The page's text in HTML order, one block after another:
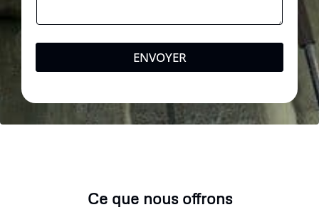
ENVOYER
Ce que nous offrons